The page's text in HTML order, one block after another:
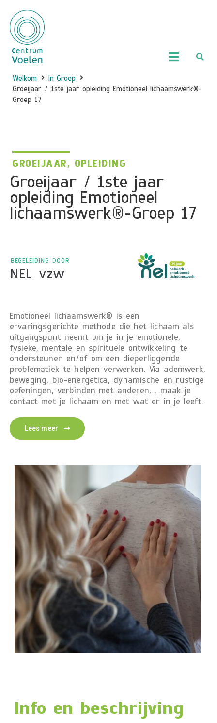
Welkom
In Groep
Groeijaar / 1ste jaar opleiding Emotioneel lichaamswerk®-
Groep 17
GROEIJAAR , OPLEIDING
Groeijaar / 1ste jaar
opleiding Emotioneel
lichaamswerk®-Groep 17
BEGELEIDING DOOR
NEL vzw
Emotioneel lichaamswerk® is een
ervaringsgerichte methode die het lichaam als
uitgangspunt neemt om je in je emotionele,
fysieke, mentale en spirituele ontwikkeling te
ondersteunen en/of om een dieperliggende
problematiek te helpen verwerken. Via ademwerk,
beweging, bio-energetica, dynamische en rustige
oefeningen, verbinden met anderen,… maak je
contact met je lichaam en met wat er in je leeft.
Lees meer
Info en beschrijving